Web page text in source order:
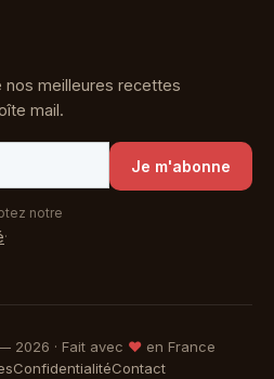
nos meilleures recettes
mail.
Je m'abonne
notre
.
2026 · Fait avec ♥ en France
ConfidentialitéContact